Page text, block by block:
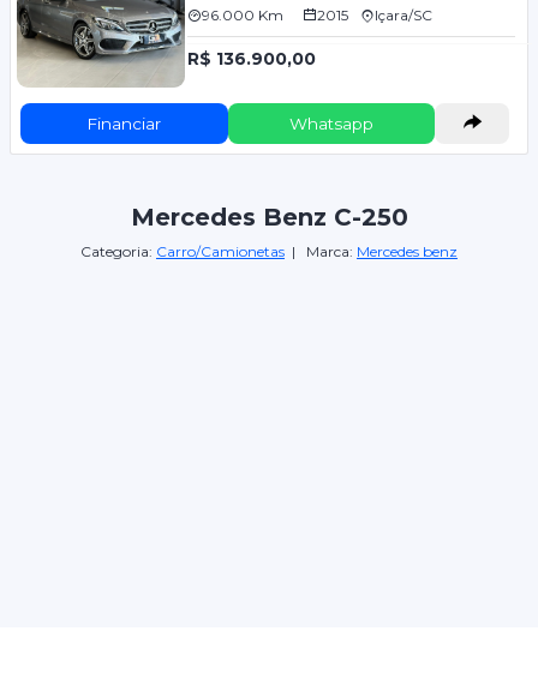
96.000 Km 2015 Içara/SC
R$ 136.900,00
Financiar Whatsapp
Mercedes Benz C-250
Categoria: Carro/Camionetas | Marca: Mercedes benz